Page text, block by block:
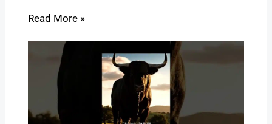
Read More »